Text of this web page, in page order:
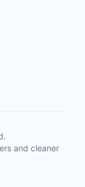
and cleaner